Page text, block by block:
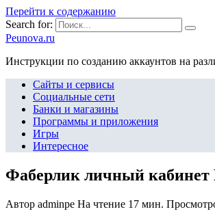
Перейти к содержанию
Search for:
Peunova.ru
Инструкции по созданию аккаунтов на
Сайты и сервисы
Социальные сети
Банки и магазины
Программы и приложения
Игры
Интересное
Фаберлик личный кабинет
Автор adminpe На чтение 17 мин.